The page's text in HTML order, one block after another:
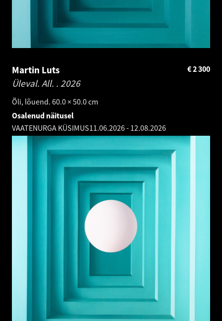
Martin Luts
Üleval. All. . 2026
Õli, lõuend. 60.0 × 50.0 cm
2 300
€
Osalenud näitusel
VAATENURGA KÜSIMUS11.06.2026- 12.08.2026